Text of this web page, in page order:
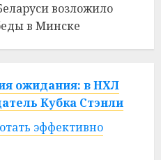
возложило
в Минске
ожидания: в НХЛ
Кубка Стэнли
эффективно